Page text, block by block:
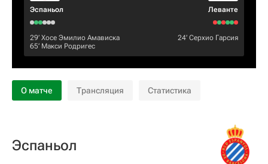
Эспаньол Леванте
29‎’‎ Хосе Эмилио Амависка
65‎’‎ Макси Родригес
24‎’‎ Серхио Гарсия
О матче Трансляция Статистика
Эспаньол